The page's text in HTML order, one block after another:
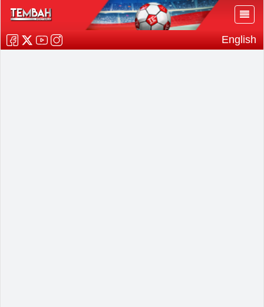
English